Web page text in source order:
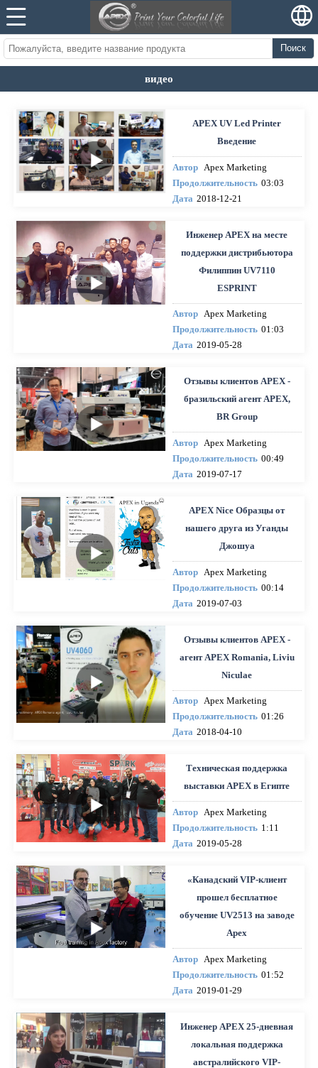
Поиск
видео
APEX UV Led Printer
Введение
Автор Apex Marketing
Продолжительность 03:03
Дата 2018-12-21
Инженер APEX на месте
поддержки дистрибьютора
Филиппин UV7110
ESPRINT
Автор Apex Marketing
Продолжительность 01:03
Дата 2019-05-28
Отзывы клиентов APEX -
бразильский агент APEX,
BR Group
Автор Apex Marketing
Продолжительность 00:49
Дата 2019-07-17
APEX Nice Образцы от
нашего друга из Уганды
Джошуа
Автор
Apex Marketing
Продолжительность 00:14
Дата 2019-07-03
Отзывы клиентов APEX -
агент APEX Romania, Liviu
Niculae
Автор Apex Marketing
Продолжительность 01:26
Дата 2018-04-10
Техническая поддержка
выставки APEX в Египте
Автор Apex Marketing
Продолжительность 1:11
Дата 2019-05-28
«Канадский VIP-клиент
прошел бесплатное
обучение UV2513 на заводе
Apex
Автор
Apex Marketing
Продолжительность 01:52
Дата 2019-01-29
Инженер APEX 25-дневная
локальная поддержка
австралийского VIP-